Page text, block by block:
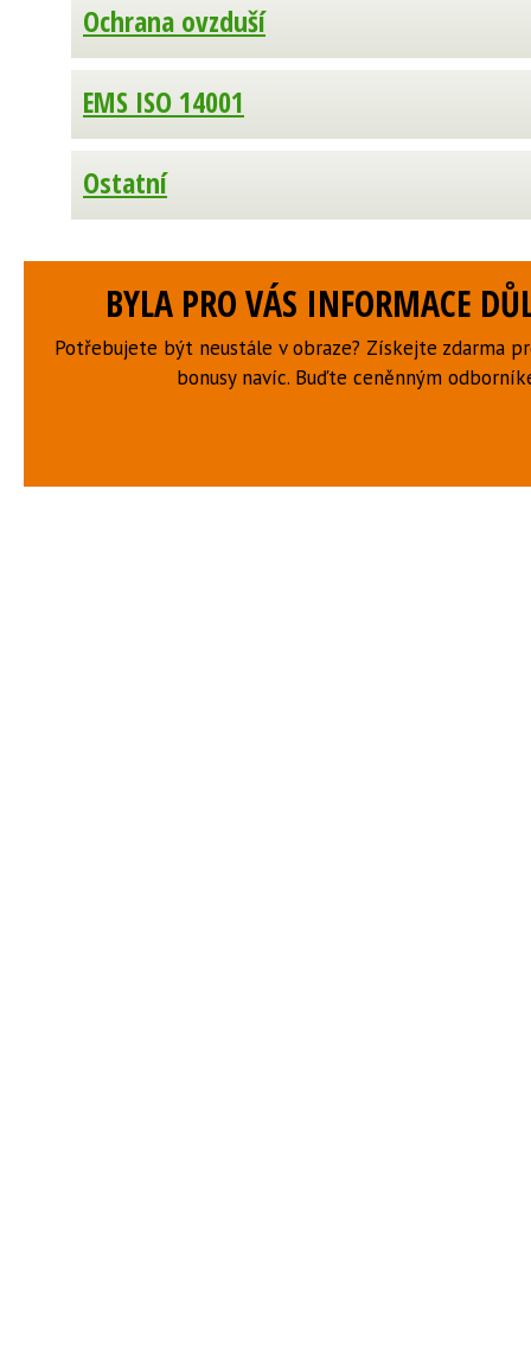
Ochrana ovzduší
EMS ISO 14001
Ostatní
BYLA PRO VÁS INFORMACE
Potřebujete být neustále v obraze? Získejte zdarma
bonusy navíc. Buďte ceněnným